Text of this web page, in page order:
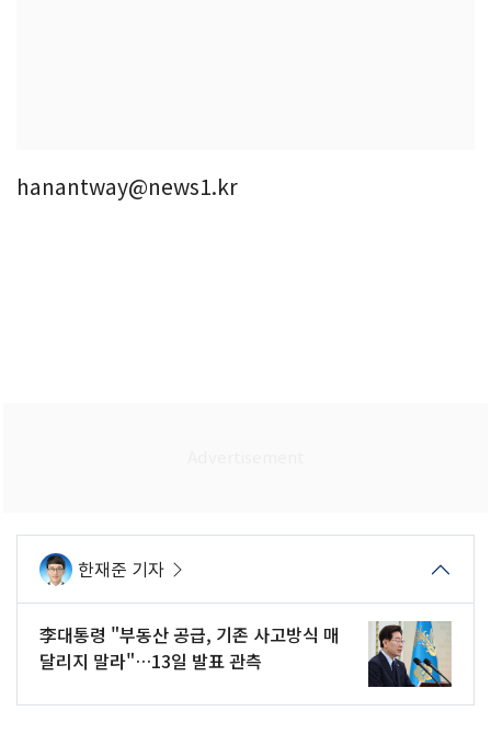
hanantway@news1.kr
한재준 기자
李대통령 "부동산 공급, 기존 사고방식 매
달리지 말라"…13일 발표 관측